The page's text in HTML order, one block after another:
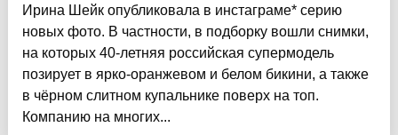
Ирина Шейк опубликовала в инстаграме* серию
новых фото. В частности, в подборку вошли снимки,
на которых 40-летняя российская супермодель
позирует в ярко-оранжевом и белом бикини, а также
в чёрном слитном купальнике поверх на топ.
Компанию на многих...